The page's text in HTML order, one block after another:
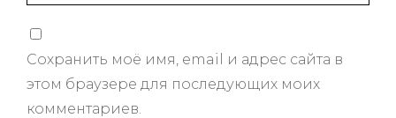
Сохранить моё имя, email и адрес сайта в
этом браузере для последующих моих
комментариев.